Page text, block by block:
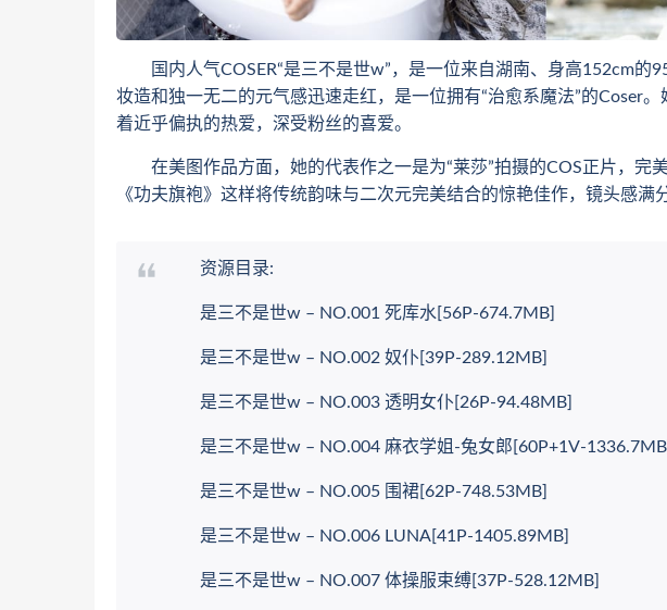
国内人气COSER“是三不是世w”，是一位来自湖南、身高152cm的
妆造和独一无二的元气感迅速走红，是一位拥有“治愈系魔法”的Coser
着近乎偏执的热爱，深受粉丝的喜爱。
在美图作品方面，她的代表作之一是为“莱莎”拍摄的COS正片，完
《功夫旗袍》这样将传统韵味与二次元完美结合的惊艳佳作，镜头感满
资源目录:
是三不是世w – NO.001 死库水[56P-674.7MB]
是三不是世w – NO.002 奴仆[39P-289.12MB]
是三不是世w – NO.003 透明女仆[26P-94.48MB]
是三不是世w – NO.004 麻衣学姐-兔女郎[60P+1V-
是三不是世w – NO.005 围裙[62P-748.53MB]
是三不是世w – NO.006 LUNA[41P-1405.89MB]
是三不是世w – NO.007 体操服束缚[37P-528.12MB]